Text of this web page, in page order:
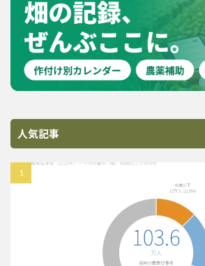
人気記事